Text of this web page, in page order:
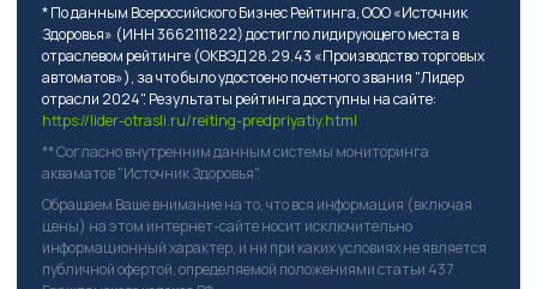
* По данным Всероссийского Бизнес Рейтинга, ООО «Источник
Здоровья» (ИНН 3662111822) достигло лидирующего места в
отраслевом рейтинге (ОКВЭД 28.29.43 «Производство торговых
автоматов»), за что было удостоено почетного звания "Лидер
отрасли 2024". Результаты рейтинга доступны на сайте:
https://lider-otrasli.ru/reiting-predpriyatiy.html
** Согласно внутренним данным системы мониторинга
акваматов "Источник Здоровья".
Обращаем Ваше внимание на то, что вся информация (включая
цены) на этом интернет-сайте носит исключительно
информационный характер, и ни при каких условиях не является
публичной офертой, определяемой положениями статьи 437